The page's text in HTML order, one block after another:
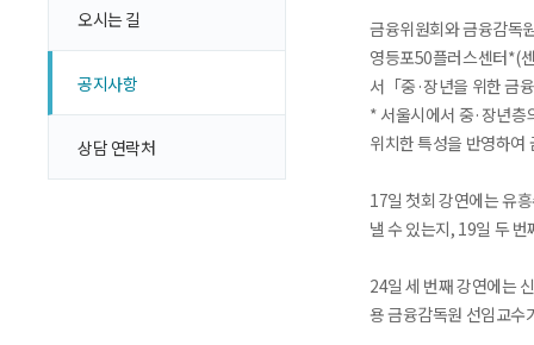
오시는 길
공지사항
상담 연락처
금융위원회와 금융감독
영등포50플러스센터*(
서「중·장년을 위한 금
* 서울시에서 중·장년층
위치한 특성을 반영하여
17일 첫회 강연에는 유
낼 수 있는지, 19일 두
24일 세 번째 강연에는
용 금융감독원 선임교수